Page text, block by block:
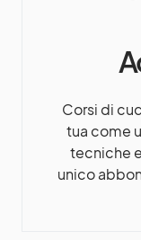
Corsi di
tua come
tecniche
unico